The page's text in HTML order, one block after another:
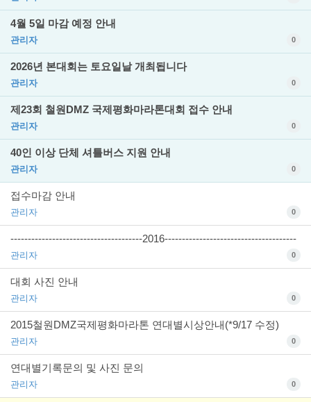
4월 5일 마감 예정 안내
관리자 0
2026년 본대회는 토요일날 개최됩니다
관리자 0
제23회 철원DMZ 국제평화마라톤대회 접수 안내
관리자 0
40인 이상 단체 셔틀버스 지원 안내
관리자 0
접수마감 안내
관리자 0
--------------------------------------2016--------------------------------------
관리자 0
대회 사진 안내
관리자 0
2015철원DMZ국제평화마라톤 연대별시상안내(*9/17 수정)
관리자 0
연대별기록문의 및 사진 문의
관리자 0